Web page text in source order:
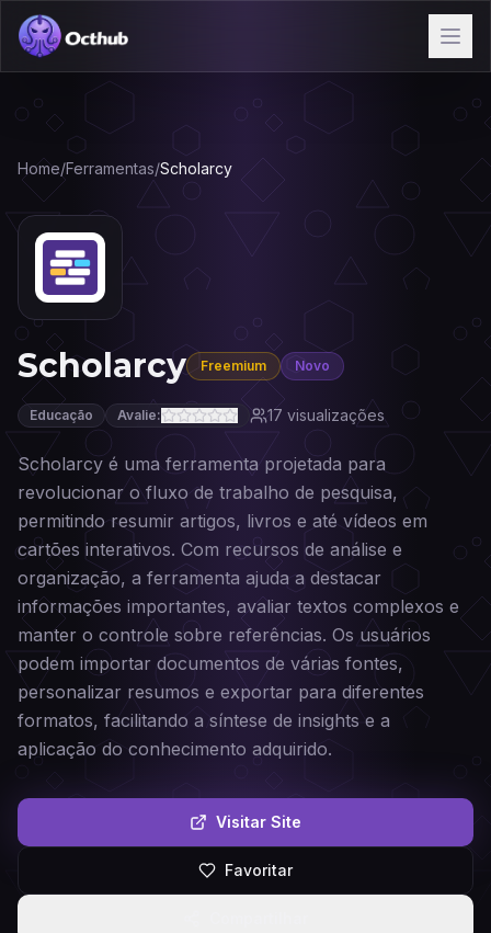
Home/Ferramentas/Scholarcy
Scholarcy Freemium Novo
Educação Avalie: 17 visualizações
Scholarcy é uma ferramenta projetada para
revolucionar o fluxo de trabalho de pesquisa,
permitindo resumir artigos, livros e até vídeos em
cartões interativos. Com recursos de análise e
organização, a ferramenta ajuda a destacar
informações importantes, avaliar textos complexos e
manter o controle sobre referências. Os usuários
podem importar documentos de várias fontes,
personalizar resumos e exportar para diferentes
formatos, facilitando a síntese de insights e a
aplicação do conhecimento adquirido.
Visitar Site
Favoritar